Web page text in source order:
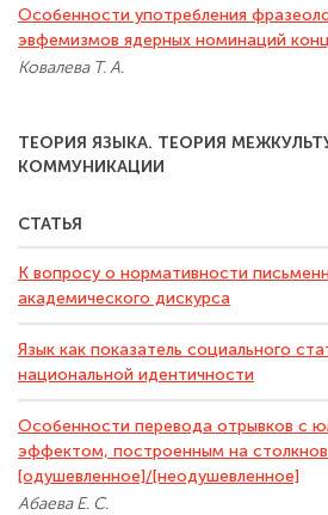
Особенности употребления
эвфемизмов ядерных номинаций
Ковалева Т. А.
ТЕОРИЯ ЯЗЫКА. ТЕОРИЯ
КОММУНИКАЦИИ
СТАТЬЯ
К вопросу о нормативности
академического дискурса
Язык как показатель социального
национальной идентичности
Особенности перевода отрывков с
эффектом, построенным на
[одушевленное]/[неодушевленное]
Абаева Е. С.